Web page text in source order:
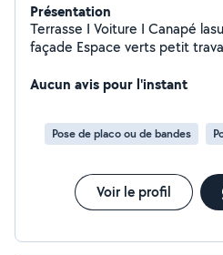
Présentation
Terrasse I Voiture I Canapé lasure & peinture volets I
Aucun avis pour l'instant
Pose de placo ou de bandes
Voir le profil